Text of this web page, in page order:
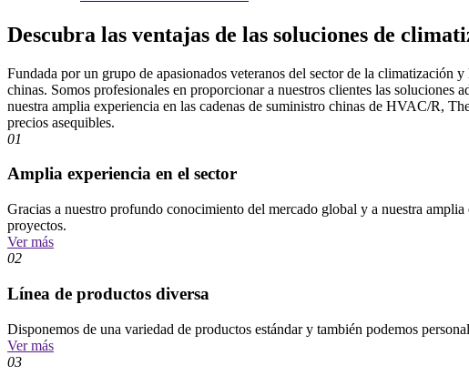
Descubra las ventajas de las soluciones de
Fundada por un grupo de apasionados veteranos del sector de la
chinas. Somos profesionales en proporcionar a nuestros clientes las
nuestra amplia experiencia en las cadenas de suministro chinas de HVAC/R,
precios asequibles.
01
Amplia experiencia en el sector
Gracias a nuestro profundo conocimiento del mercado global y a nuestra
proyectos.
Ver más
02
Línea de productos diversa
Disponemos de una variedad de productos estándar y también podemos
Ver más
03